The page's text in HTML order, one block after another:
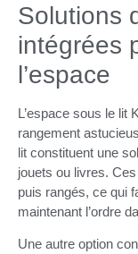
Solutions
intégrées
l’espace
L’espace sous le lit
rangement
lit constituent une
jouets ou livres.
puis rangés, ce qui
maintenant l’ordre
Une autre option